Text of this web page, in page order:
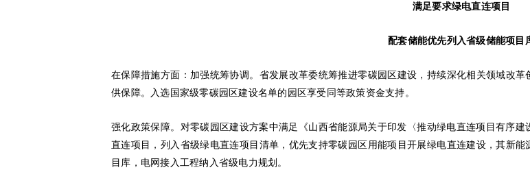
满足要求绿电直连项目
配套储能优先列入省级储能项目
在保障措施方面：加强统筹协调。省发展改革委统筹推进零碳园区建设，持续深化相关领域改
供保障。入选国家级零碳园区建设名单的园区享受同等政策资金支持。
强化政策保障。对零碳园区建设方案中满足《山西省能源局关于印发〈推动绿电直连项目有序
直连项目，列入省级绿电直连项目清单，优先支持零碳园区用能项目开展绿电直连建设，其新
目库，电网接入工程纳入省级电力规划。